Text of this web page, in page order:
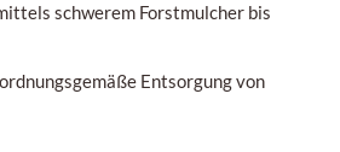
schwerem Forstmulcher bis
Entsorgung von